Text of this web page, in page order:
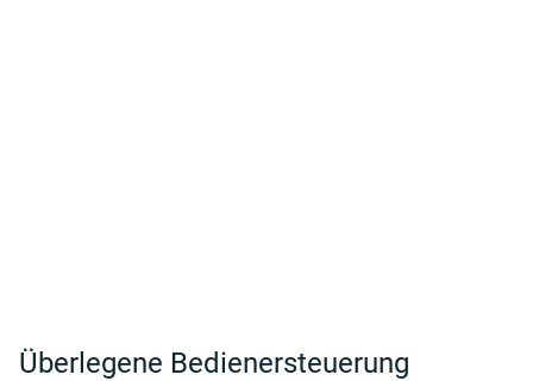
Überlegene Bedienersteuerung